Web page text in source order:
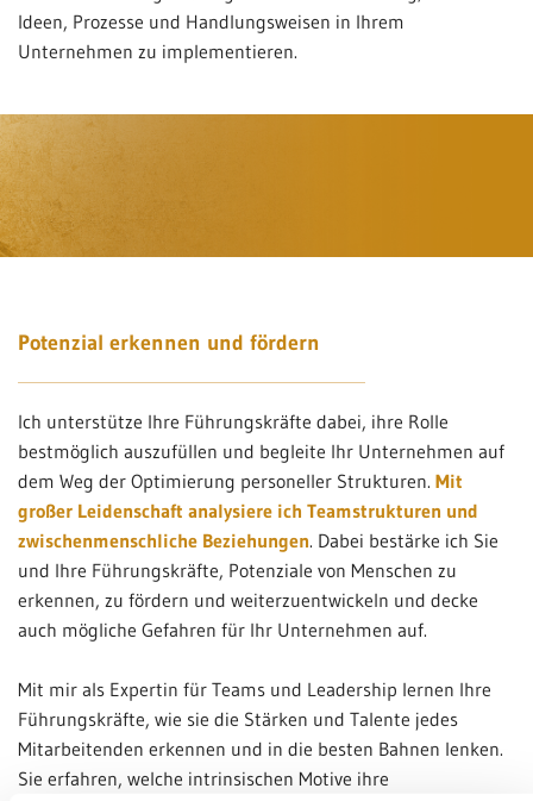
Ideen, Prozesse und Handlungsweisen in Ihrem
Unternehmen zu implementieren.
Potenzial erkennen und fördern
Ich unterstütze Ihre Führungskräfte dabei, ihre Rolle
bestmöglich auszufüllen und begleite Ihr Unternehmen auf
dem Weg der Optimierung personeller Strukturen. Mit
großer Leidenschaft analysiere ich Teamstrukturen und
zwischenmenschliche Beziehungen. Dabei bestärke ich Sie
und Ihre Führungskräfte, Potenziale von Menschen zu
erkennen, zu fördern und weiterzuentwickeln und decke
auch mögliche Gefahren für Ihr Unternehmen auf.
Mit mir als Expertin für Teams und Leadership lernen Ihre
Führungskräfte, wie sie die Stärken und Talente jedes
Mitarbeitenden erkennen und in die besten Bahnen lenken.
Sie erfahren, welche intrinsischen Motive ihre